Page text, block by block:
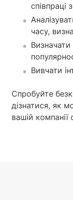
співпраці
часу,
Визначати
Вивчати
Спробуйте
дізнатися, як
вашій